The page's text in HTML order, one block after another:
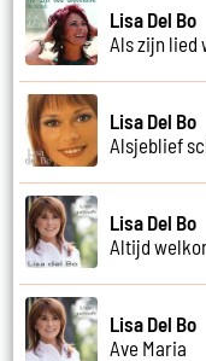
Lisa Del Bo
Als zijn lied
Lisa Del Bo
Alsjeblief
Lisa Del Bo
Altijd
Lisa Del Bo
Ave Maria